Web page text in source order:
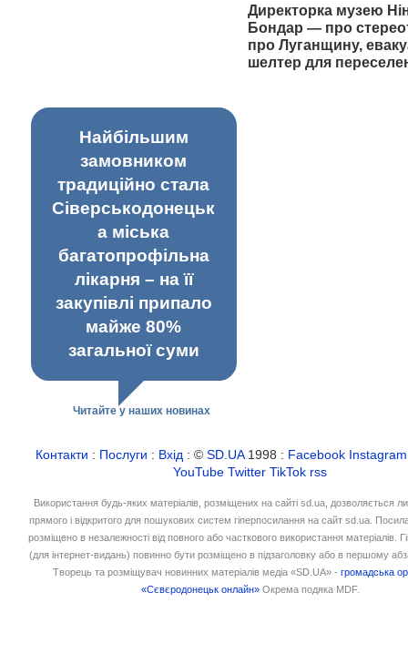
Директорка музею
Бондар — про
про Луганщину,
шелтер для
Найбільшим
замовником
традиційно стала
Сіверськодонецьк
а міська
багатопрофільна
лікарня – на її
закупівлі припало
майже 80%
загальної суми
Читайте у наших новинах
Контакти : Послуги : Вхід : ©SD.UA1998 : Facebook Instagram
YouTube Twitter TikTok rss
Використання будь-яких матеріалів, розміщених на сайті sd.ua, дозволяється
прямого і відкритого для пошукових систем гіперпосилання на сайт sd.ua.
розміщено в незалежності від повного або часткового використання матеріалів.
(для інтернет-видань) повинно бути розміщено в підзаголовку або в першому
Творець та розміщувач новинних матеріалів медіа «SD.UA» -громадська
«Сєвєродонецьк онлайн» Окрема подяка MDF.